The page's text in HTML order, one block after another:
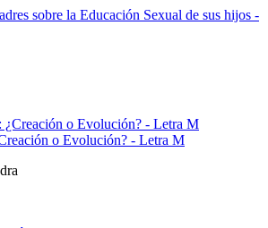
sobre la Educación Sexual de sus hijos -
o Evolución? - Letra M